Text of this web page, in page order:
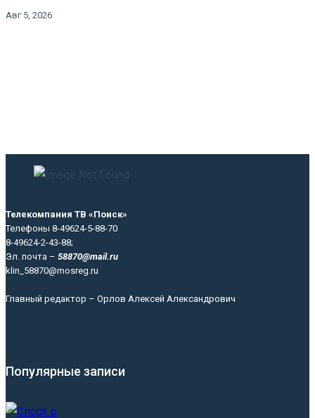
Авг 5, 2026
Телекомпания ТВ «Поиск»
Телефоны 8-49624-5-88-70
8-49624-2-43-88;
Эл. почта – 58870@mail.ru
klin_58870@mosreg.ru
Главный редактор – Орлов Алексей Александрович
Популярные записи